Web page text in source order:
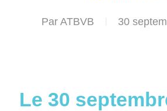
Par ATBVB 30
Le 30